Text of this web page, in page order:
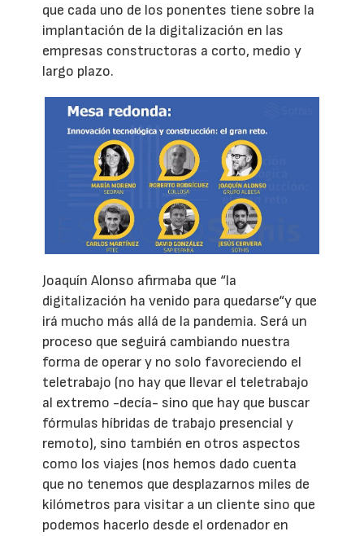
que cada uno de los ponentes tiene sobre la
implantación de la digitalización en las
empresas constructoras a corto, medio y
largo plazo.
Joaquín Alonso afirmaba que “la
digitalización ha venido para quedarse“y que
irá mucho más allá de la pandemia. Será un
proceso que seguirá cambiando nuestra
forma de operar y no solo favoreciendo el
teletrabajo (no hay que llevar el teletrabajo
al extremo -decía- sino que hay que buscar
fórmulas híbridas de trabajo presencial y
remoto), sino también en otros aspectos
como los viajes (nos hemos dado cuenta
que no tenemos que desplazarnos miles de
kilómetros para visitar a un cliente sino que
podemos hacerlo desde el ordenador en